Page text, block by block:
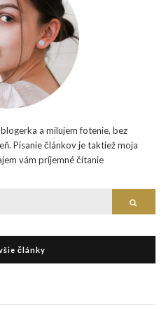
a milujem fotenie, bez
Písanie článkov je taktiež moja
vám príjemné čítanie
články